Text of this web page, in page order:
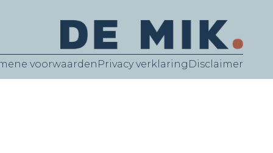
voorwaarden Privacy verklaring Disclaimer